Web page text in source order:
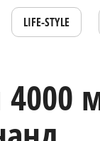
LIFE-STYLE